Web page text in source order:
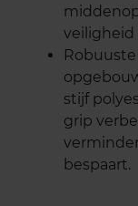
veiligheid
stijf
grip
bespaart.